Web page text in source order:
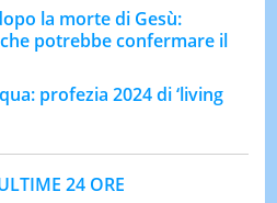
la morte di Gesù:
potrebbe confermare il
profezia 2024 di ‘living
24 ORE